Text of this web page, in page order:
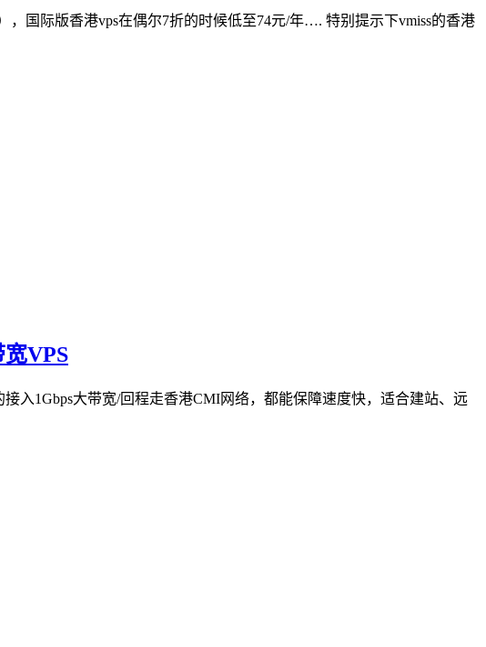
国际版香港vps在偶尔7折的时候低至74元/年…. 特别提示下vmiss的香港
VPS
入1Gbps大带宽/回程走香港CMI网络，都能保障速度快，适合建站、远